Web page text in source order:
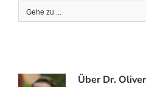
Gehe zu ...
Über Dr.